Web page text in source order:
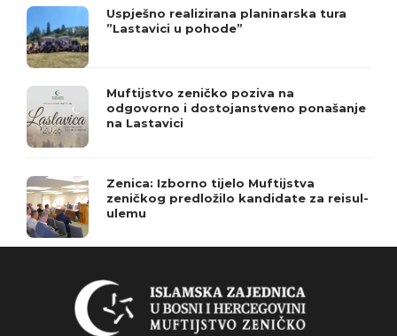
Uspješno realizirana planinarska tura
”Lastavici u pohode”
Muftijstvo zeničko poziva na
odgovorno i dostojanstveno ponašanje
na Lastavici
Zenica: Izborno tijelo Muftijstva
zeničkog predložilo kandidate za reisul-
ulemu